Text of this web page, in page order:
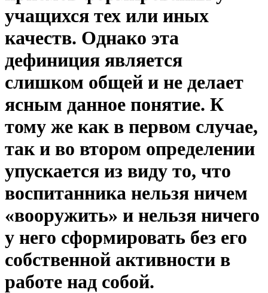
учащихся тех или иных
качеств. Однако эта
дефиниция является
слишком общей и не делает
ясным данное понятие. К
тому же как в первом случае,
так и во втором определении
упускается из виду то, что
воспитанника нельзя ничем
«вооружить» и нельзя ничего
у него сформировать без его
собственной активности в
работе над собой.